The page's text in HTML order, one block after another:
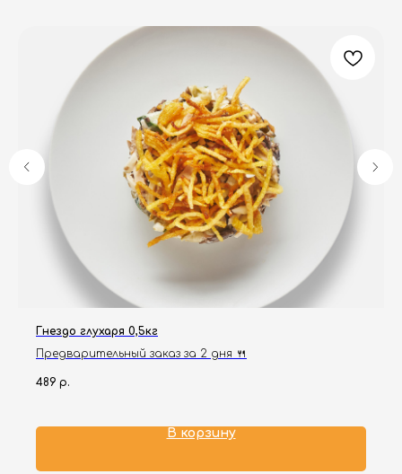
Гнездо глухаря 0,5кг
Предварительный заказ за 2 дня 🍴
489 р.
В корзину